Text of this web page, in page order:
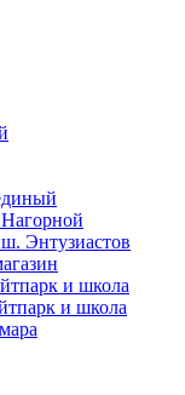
Энтузиастов
и школа
и школа